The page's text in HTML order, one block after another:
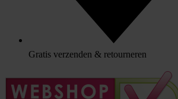
Gratis verzenden & retourneren